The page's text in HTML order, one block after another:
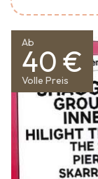
Ab
40 €
Volle Preis